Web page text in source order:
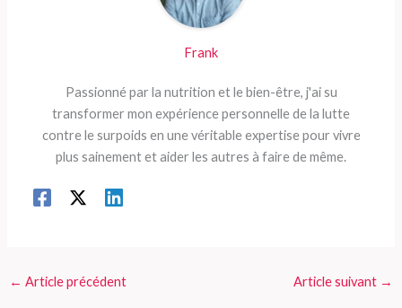
Frank
Passionné par la nutrition et le bien-être, j'ai su
transformer mon expérience personnelle de la lutte
contre le surpoids en une véritable expertise pour vivre
plus sainement et aider les autres à faire de même.
← Article précédent Article suivant →